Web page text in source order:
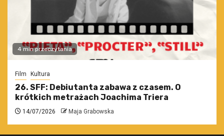
4 min przeczytania
Film Kultura
26. SFF: Debiutanta zabawa z czasem. O
krótkich metrażach Joachima Triera
14/07/2026 Maja Grabowska